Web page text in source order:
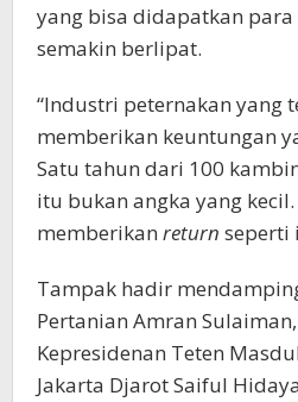
yang bisa didapatkan para
semakin berlipat.
“Industri peternakan yang
memberikan keuntungan
Satu tahun dari 100
itu bukan angka yang
memberikan return seperti
Tampak hadir
Pertanian Amran
Kepresidenan Teten
Jakarta Djarot Saiful